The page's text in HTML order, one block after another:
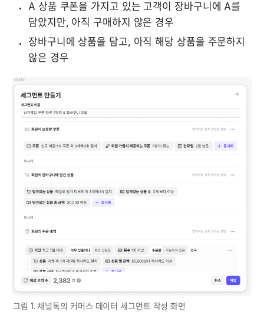
A 상품 쿠폰을 가지고 있는 고객이 장바구니에 A를
담았지만, 아직 구매하지 않은 경우
장바구니에 상품을 담고, 아직 해당 상품을 주문하지
않은 경우
그림 1. 채널톡의 커머스 데이터 세그먼트 작성 화면